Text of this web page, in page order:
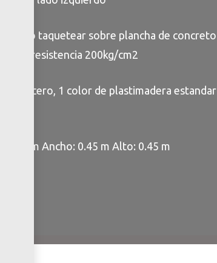
cm o taquetear sobre plancha de concreto
con resistencia 200kg/cm2
acero, 1 color de plastimadera estandar
1.30 m Ancho: 0.45 m Alto: 0.45 m